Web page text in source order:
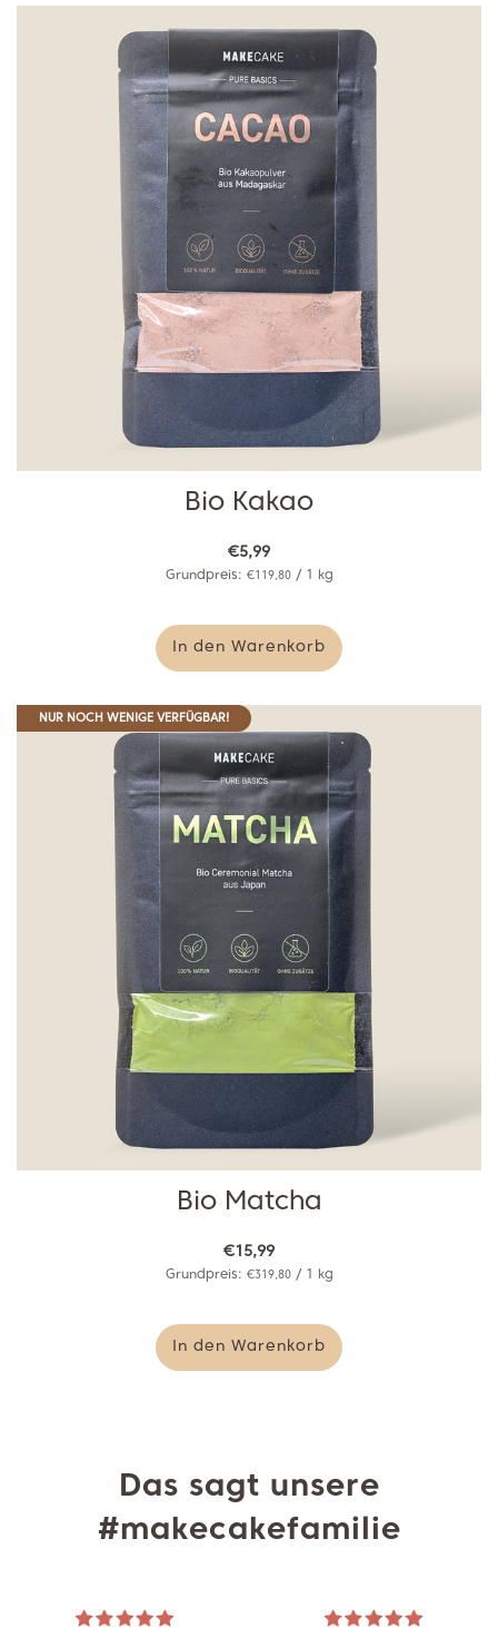
Bio Kakao
€5,99
Grundpreis: €119,80 / kg
In den Warenkorb
Bio Matcha
€15,99
Grundpreis: €319,80 / kg
In den Warenkorb
NUR NOCH WENIGE VERFÜGBAR!
Das sagt unsere
#makecakefamilie